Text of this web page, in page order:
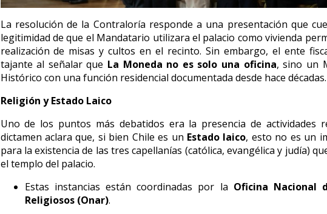
La resolución de la Contraloría responde a una presentación que
legitimidad de que el Mandatario utilizara el palacio como vivienda
realización de misas y cultos en el recinto. Sin embargo, el ente
tajante al señalar que La Moneda no es solo una oficina, sino un
Histórico con una función residencial documentada desde hace décadas.
Religión y Estado Laico
Uno de los puntos más debatidos era la presencia de actividades
dictamen aclara que, si bien Chile es un Estado laico, esto no es un
para la existencia de las tres capellanías (católica, evangélica y judía)
el templo del palacio.
Estas instancias están coordinadas por la Oficina Nacional
Religiosos (Onar).